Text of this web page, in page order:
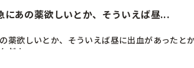
あの薬欲しいとか、そういえば昼...
薬欲しいとか、そういえば昼に出血があったと